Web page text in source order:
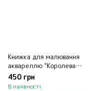
Книжка для малювання
аквареллю "Королева
десертів" Jar Melo
450 грн
В наявності